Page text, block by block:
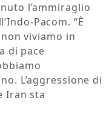
l’ammiraglio
Pacom. “È
viviamo in
di pace
L’aggressione di
Iran sta